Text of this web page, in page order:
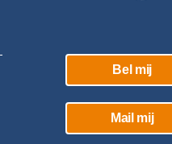
Bel mij
Mail mij